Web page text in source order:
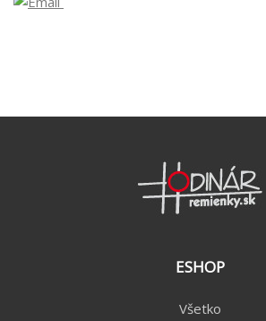
ESHOP
Všetko